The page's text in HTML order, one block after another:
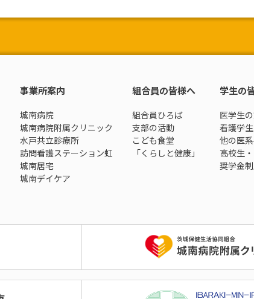
事業所案内
城南病院
城南病院附属クリニック
水戸共立診療所
訪問看護ステーション虹
城南居宅
城南デイケア
組合員の皆様へ
組合員ひろば
支部の活動
こども食堂
「くらしと健康」
学生の
医学生
看護学
他の医
高校生
奨学金